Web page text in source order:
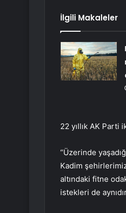
İlgili Makaleler
22 yıllık AK Parti
“Üzerinde
Kadim
altındaki fitne
istekleri de